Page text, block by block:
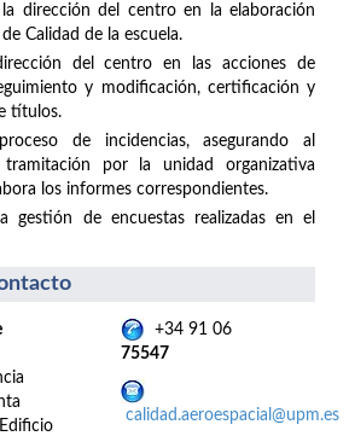
dirección del centro en la elaboración
Calidad de la escuela.
del centro en las acciones de
y modificación, certificación y
títulos.
de incidencias, asegurando al
tramitación por la unidad organizativa
los informes correspondientes.
gestión de encuestas realizadas en el
+34 91 06
75547
calidad.aeroespacial@upm.es